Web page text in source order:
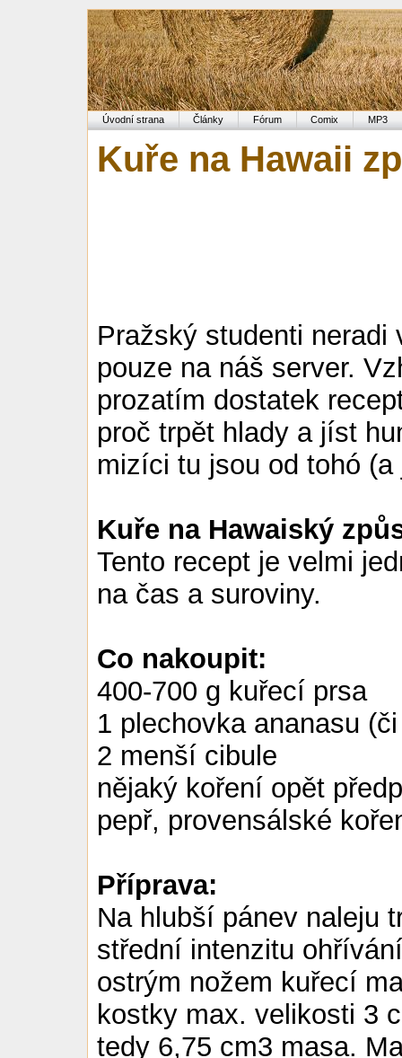
Úvodní strana Články Fórum Comix MP3
Kuře na Hawaii
Pražský studenti
pouze na náš server.
prozatím dostatek
proč trpět hlady a jíst
mizíci tu jsou od tohó
Kuře na Hawaiský
Tento recept je velmi
na čas a suroviny.
Co nakoupit:
400-700 g kuřecí prsa
1 plechovka ananasu
2 menší cibule
nějaký koření opět
pepř, provensálské
Příprava:
Na hlubší pánev naleju
střední intenzitu
ostrým nožem kuřecí
kostky max. velikosti 3
tedy 6,75 cm3 masa.